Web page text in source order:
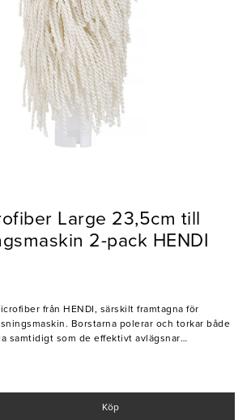
Large 23,5cm till
2-pack HENDI
från HENDI, särskilt framtagna för
Borstarna polerar och torkar både
samtidigt som de effektivt avlägsnar
Köp